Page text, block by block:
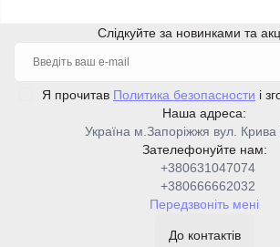
Слідкуйте за новинками та
Я прочитав Политика безопасности і
Наша адреса:
Україна м.Запоріжжя вул. Крива
Зателефонуйте нам:
+380631047074
+380666662032
Передзвоніть мені
До контактів